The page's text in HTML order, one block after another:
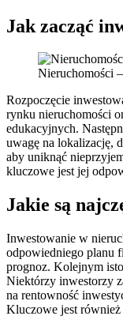
Jak zacząć
Nieruchomości
Rozpoczęcie
rynku nieruchomości
edukacyjnych.
uwagę na lokalizację,
aby uniknąć
kluczowe jest jej
Jakie są
Inwestowanie w
odpowiedniego planu
prognoz. Kolejnym
Niektórzy inwestorzy
na rentowność
Kluczowe jest